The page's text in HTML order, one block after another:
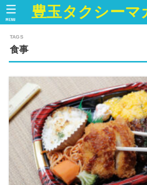
豊玉タクシーマ
MENU
食事